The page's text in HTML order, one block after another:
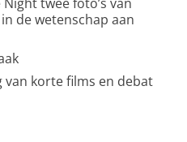
de wetenschap aan
van korte films en debat